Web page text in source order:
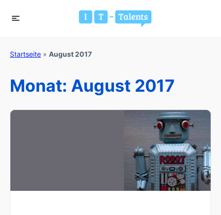
Startseite » August 2017
Monat: August 2017